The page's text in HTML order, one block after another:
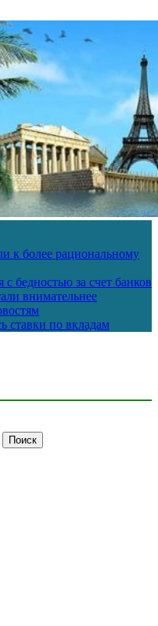
к более рациональному
бедностью за счет банков
внимательнее
ставки по вкладам